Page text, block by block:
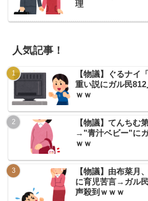
理
人気記事！
【物議】ぐるナイ
重い説にガル民
ｗｗ
【物議】てんちむ
→"青汁ベビー"に
ｗｗ
【物議】由布菜月
に育児苦言→ガル
声殺到ｗｗｗ